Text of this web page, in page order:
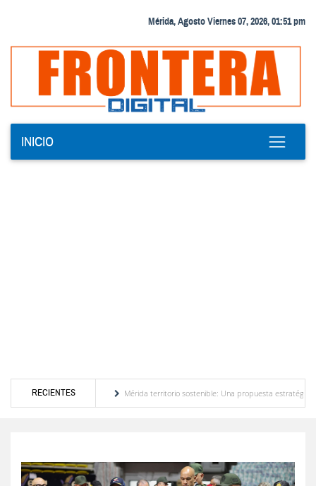
Mérida, Agosto Viernes 07, 2026, 01:51 pm
INICIO
RECIENTES
sostenible: Una propuesta estratégica por María Eugenia Febres Cordero R.